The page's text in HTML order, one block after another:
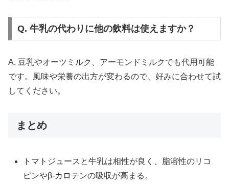
Q. 牛乳の代わりに他の飲料は使えますか？
A. 豆乳やオーツミルク、アーモンドミルクでも代用可能
です。風味や栄養の出方が変わるので、好みに合わせて試
してください。
まとめ
トマトジュースと牛乳は相性が良く、脂溶性のリコ
ピンやβ-カロテンの吸収が高まる。